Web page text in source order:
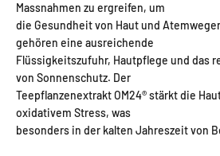
Massnahmen zu ergreifen, um
die Gesundheit von Haut und
gehören eine ausreichende
Flüssigkeitszufuhr, Hautpflege und das
von Sonnenschutz. Der
Teepflanzenextrakt OM24® stärkt die
oxidativem Stress, was
besonders in der kalten Jahreszeit von